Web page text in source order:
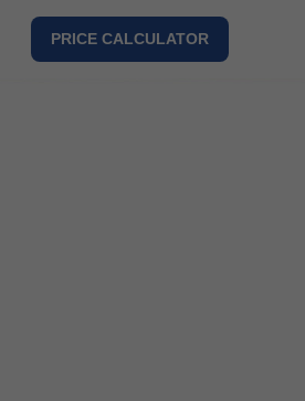
PRICE CALCULATOR